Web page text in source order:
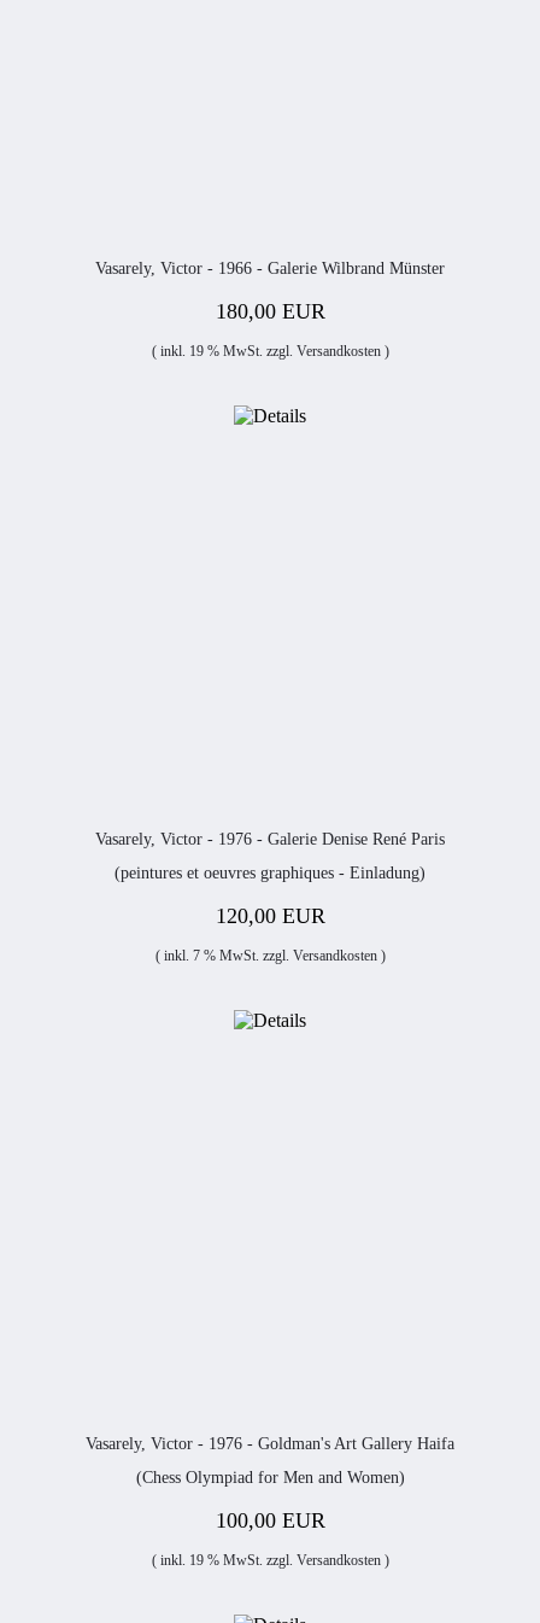
Vasarely, Victor - 1966 - Galerie Wilbrand Münster
180,00 EUR
( inkl. 19 % MwSt. zzgl. Versandkosten)
Vasarely, Victor - 1976 - Galerie Denise René Paris
(peintures et oeuvres graphiques - Einladung)
120,00 EUR
( inkl. 7 % MwSt. zzgl. Versandkosten)
Vasarely, Victor - 1976 - Goldman's Art Gallery Haifa
(Chess Olympiad for Men and Women)
100,00 EUR
( inkl. 19 % MwSt. zzgl. Versandkosten)